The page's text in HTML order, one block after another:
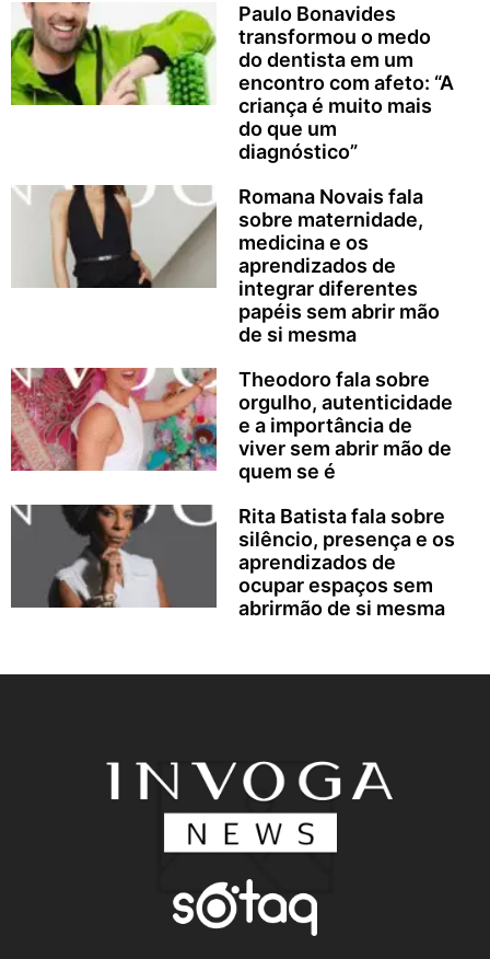
Paulo Bonavides
transformou o medo
do dentista em um
encontro com afeto: “A
criança é muito mais
do que um
diagnóstico”
Romana Novais fala
sobre maternidade,
medicina e os
aprendizados de
integrar diferentes
papéis sem abrir mão
de si mesma
Theodoro fala sobre
orgulho, autenticidade
e a importância de
viver sem abrir mão de
quem se é
Rita Batista fala sobre
silêncio, presença e os
aprendizados de
ocupar espaços sem
abrirmão de si mesma